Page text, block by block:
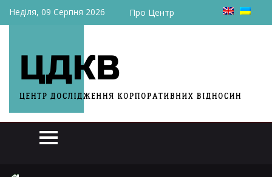
Неділя, 09 Серпня 2026 Про Центр